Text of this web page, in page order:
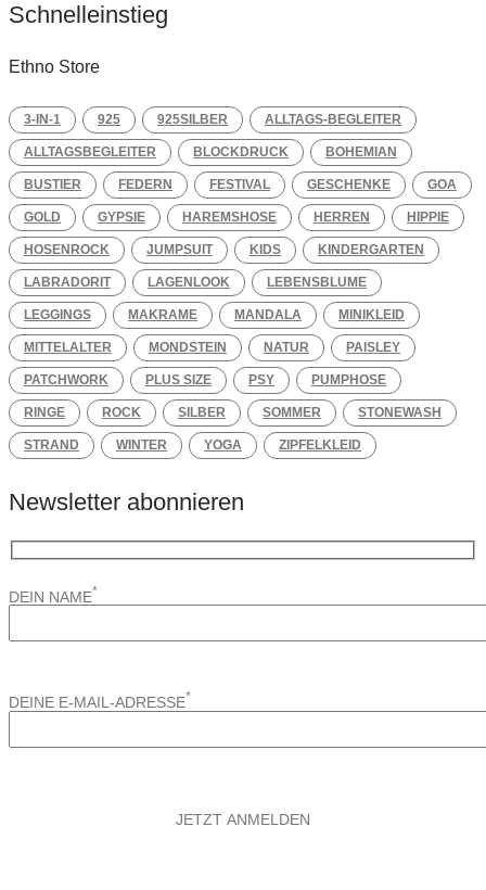
Schnelleinstieg
Ethno Store
3-IN-1 925 925SILBER ALLTAGS-BEGLEITER
ALLTAGSBEGLEITER BLOCKDRUCK BOHEMIAN
BUSTIER FEDERN FESTIVAL GESCHENKE GOA
GOLD GYPSIE HAREMSHOSE HERREN HIPPIE
HOSENROCK JUMPSUIT KIDS KINDERGARTEN
LABRADORIT LAGENLOOK LEBENSBLUME
LEGGINGS MAKRAME MANDALA MINIKLEID
MITTELALTER MONDSTEIN NATUR PAISLEY
PATCHWORK PLUS SIZE PSY PUMPHOSE
RINGE ROCK SILBER SOMMER STONEWASH
STRAND WINTER YOGA ZIPFELKLEID
Newsletter abonnieren
DEIN NAME*
DEINE E-MAIL-ADRESSE*